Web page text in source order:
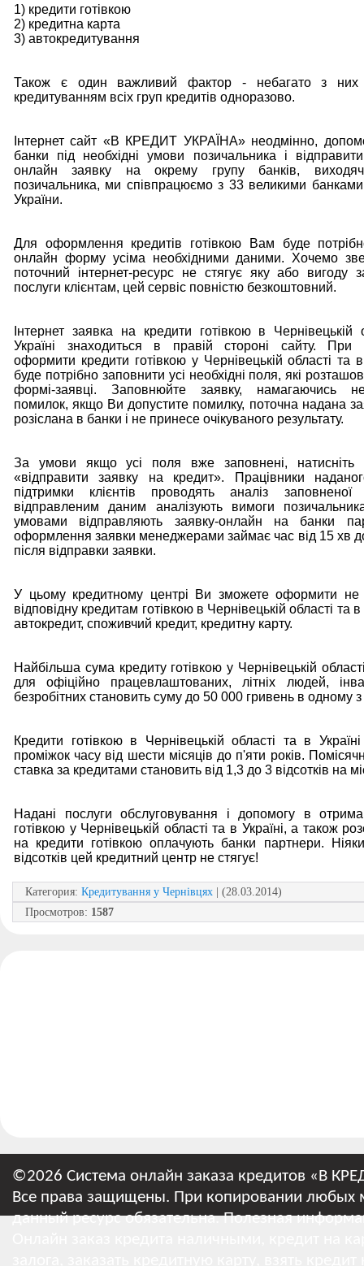
1) кредити готівкою
2) кредитна карта
3) автокредитування
Також є один важливий фактор - небагато з них
кредитуванням всіх груп кредитів одноразово.
Інтернет сайт «В КРЕДИТ УКРАЇНА» неодмінно,
банки під необхідні умови позичальника і
онлайн заявку на окрему групу банків,
позичальника, ми співпрацюємо з 33 великими
України.
Для оформлення кредитів готівкою Вам буде
онлайн форму усіма необхідними даними. Хочемо
поточний інтернет-ресурс не стягує яку або вигоду
послуги клієнтам, цей сервіс повністю безкоштовний.
Інтернет заявка на кредити готівкою в Чернівецькій
Україні знаходиться в правій стороні сайту. При
оформити кредити готівкою у Чернівецькій області та
буде потрібно заповнити усі необхідні поля, які
формі-заявці. Заповнюйте заявку, намагаючись
помилок, якщо Ви допустите помилку, поточна надана
розіслана в банки і не принесе очікуваного результату.
За умови якщо усі поля вже заповнені, натисніть
«відправити заявку на кредит». Працівники
підтримки клієнтів проводять аналіз
відправленим даним аналізують вимоги
умовами відправляють заявку-онлайн на банки
оформлення заявки менеджерами займає час від 15 хв
після відправки заявки.
У цьому кредитному центрі Ви зможете оформити не
відповідну кредитам готівкою в Чернівецькій області та
автокредит, споживчий кредит, кредитну карту.
Найбільша сума кредиту готівкою у Чернівецькій
для офіційно працевлаштованих, літніх людей,
безробітних становить суму до 50 000 гривень в одному з
Кредити готівкою в Чернівецькій області та в
проміжок часу від шести місяців до п'яти років.
ставка за кредитами становить від 1,3 до 3 відсотків на
Надані послуги обслуговування і допомогу в
готівкою у Чернівецькій області та в Україні, а також
на кредити готівкою оплачують банки партнери.
відсотків цей кредитний центр не стягує!
Категория: Кредитування у Чернівцях | (28.03.2014)
Просмотров: 1587
©2026 Система онлайн заказа кредитов «В
Все права защищены. При копировании любых
данный ресурс обязательна.Полезная